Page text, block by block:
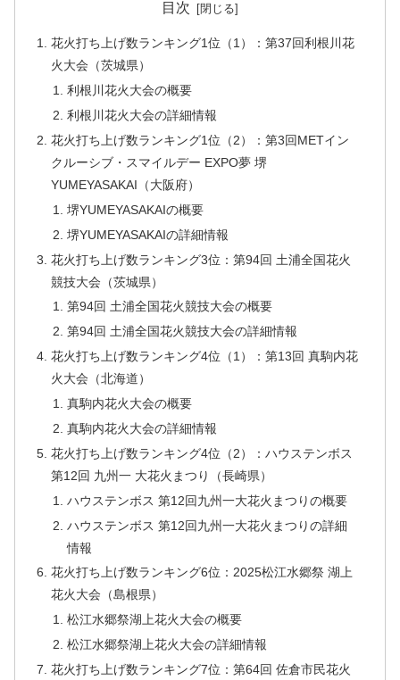
目次
花火打ち上げ数ランキング1位（1）：第37回利根川花
火大会（茨城県）
利根川花火大会の概要
利根川花火大会の詳細情報
花火打ち上げ数ランキング1位（2）：第3回METイン
クルーシブ・スマイルデー EXPO夢 堺
YUMEYASAKAI（大阪府）
堺YUMEYASAKAIの概要
堺YUMEYASAKAIの詳細情報
花火打ち上げ数ランキング3位：第94回 土浦全国花火
競技大会（茨城県）
第94回 土浦全国花火競技大会の概要
第94回 土浦全国花火競技大会の詳細情報
花火打ち上げ数ランキング4位（1）：第13回 真駒内花
火大会（北海道）
真駒内花火大会の概要
真駒内花火大会の詳細情報
花火打ち上げ数ランキング4位（2）：ハウステンボス
第12回 九州一 大花火まつり（長崎県）
ハウステンボス 第12回九州一大花火まつりの概要
ハウステンボス 第12回九州一大花火まつりの詳細
情報
花火打ち上げ数ランキング6位：2025松江水郷祭 湖上
花火大会（島根県）
松江水郷祭湖上花火大会の概要
松江水郷祭湖上花火大会の詳細情報
花火打ち上げ数ランキング7位：第64回 佐倉市民花火